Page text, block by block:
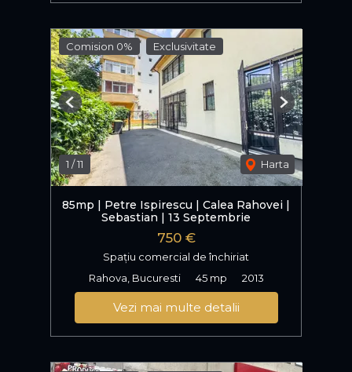
Comision 0% Exclusivitate
1 /11 Harta
Previous Next
85mp | Petre Ispirescu | Calea Rahovei |
Sebastian | 13 Septembrie
750 €
Spațiu comercial de închiriat
Rahova, Bucuresti
45 mp 2013
Vezi mai multe detalii